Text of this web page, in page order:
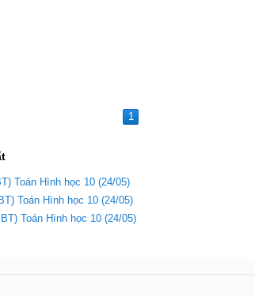
1
Toán Hình học 10 (24/05)
Toán Hình học 10 (24/05)
Toán Hình học 10 (24/05)